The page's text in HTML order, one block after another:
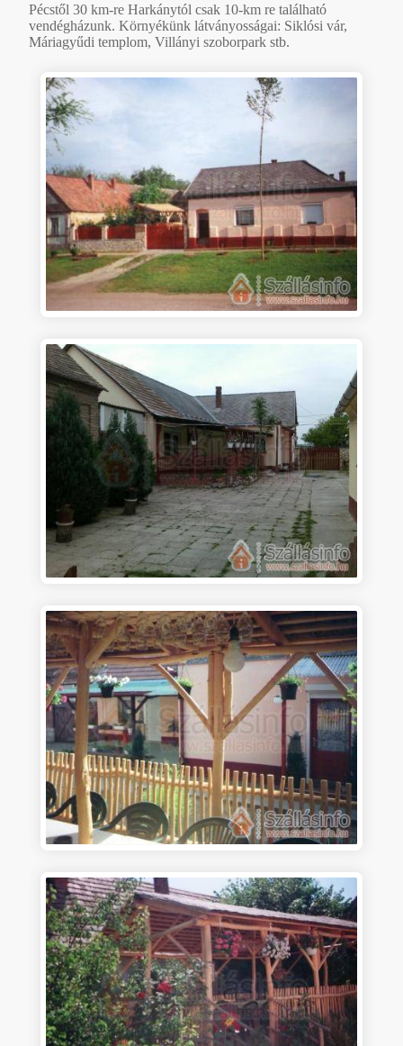
Pécstől 30 km-re Harkánytól csak 10-km re található
vendégházunk. Környékünk látványosságai: Siklósi vár,
Máriagyűdi templom, Villányi szoborpark stb.